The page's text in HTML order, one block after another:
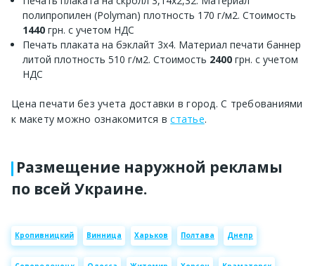
полипропилен (Polyman) плотность 170 г/м2. Стоимость
1440 грн. с учетом НДС
Печать плаката на бэклайт 3х4. Материал печати баннер
литой плотность 510 г/м2. Стоимость 2400 грн. с учетом
НДС
Цена печати без учета доставки в город. С требованиями
к макету можно ознакомится встатье.
Размещение наружной рекламы
по всей Украине.
Кропивницкий Винница Харьков Полтава Днепр